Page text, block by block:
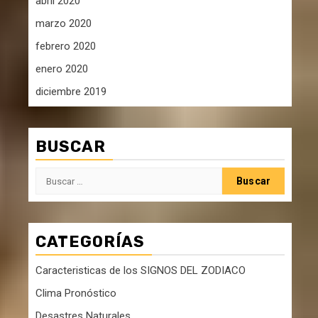
marzo 2020
febrero 2020
enero 2020
diciembre 2019
BUSCAR
Buscar:
CATEGORÍAS
Caracteristicas de los SIGNOS DEL ZODIACO
Clima Pronóstico